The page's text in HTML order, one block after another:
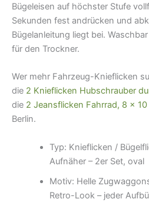
Bügeleisen auf höchster Stufe
Sekunden fest andrücken und
Bügelanleitung liegt bei.
für den Trockner.
Wer mehr Fahrzeug-Knieflicken
die 2 Knieflicken Hubschrauber
die 2 Jeansflicken Fahrrad, 8 × 10
Berlin.
Typ: Knieflicken /
Aufnäher – 2er Set, oval
Motiv: Helle
Retro-Look – jeder